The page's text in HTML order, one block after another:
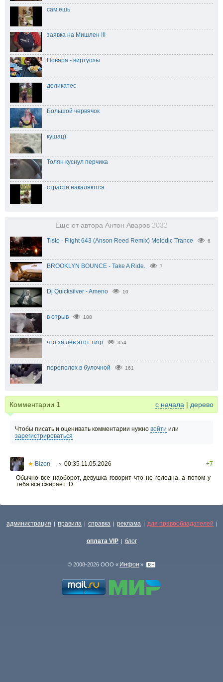
сам ешь
заявка на Мишлен !!!
Повара - виртуозы
деликатес
Большой червячок
кушац)
Толян куснул перчика
страсти накаляются
Еще от автора Антон Аваров 2032
Tisto - Flight 643 (Anson Reed Remix) Melodic Trance 6
BROOKLYN BOUNCE - Take A Ride. 7
Dj Quicksilver - Ameno 10
в отрыв 188
что за лев этот тигр 354
переполох в булочной 161
Комментарии 1 с начала | дерево
Чтобы писать и оценивать комментарии нужно войти или
зарегистрироваться
★ Bizon ○ 00:35 11.05.2026
+7
Обычно все наоборот, девушка говорит что не голодна, а потом у
тебя все сжирает :D
администрация | правила | справка | реклама | для правообладателей |
оплата VIP | блог
© 2008-2026 ООО « Инфон »